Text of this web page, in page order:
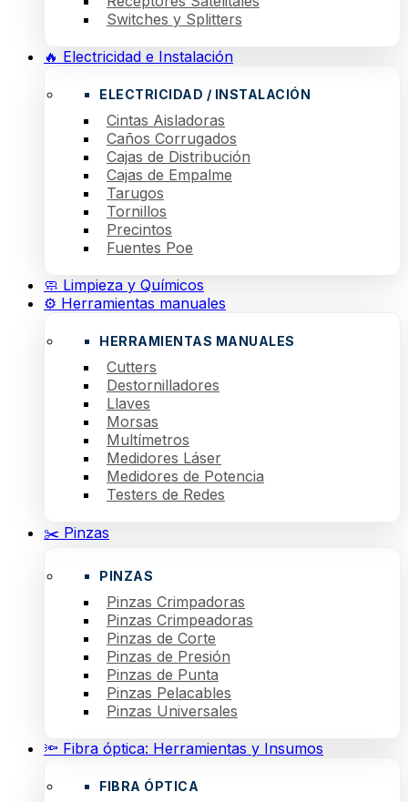
Switches y Splitters
🔥 Electricidad e Instalación
ELECTRICIDAD / INSTALACIÓN
Cintas Aisladoras
Caños Corrugados
Cajas de Distribución
Cajas de Empalme
Tarugos
Tornillos
Precintos
Fuentes Poe
🧼 Limpieza y Químicos
⚙️ Herramientas manuales
HERRAMIENTAS MANUALES
Cutters
Destornilladores
Llaves
Morsas
Multímetros
Medidores Láser
Medidores de Potencia
Testers de Redes
✂️ Pinzas
PINZAS
Pinzas Crimpadoras
Pinzas Crimpeadoras
Pinzas de Corte
Pinzas de Presión
Pinzas de Punta
Pinzas Pelacables
Pinzas Universales
🔦 Fibra óptica: Herramientas y Insumos
FIBRA ÓPTICA